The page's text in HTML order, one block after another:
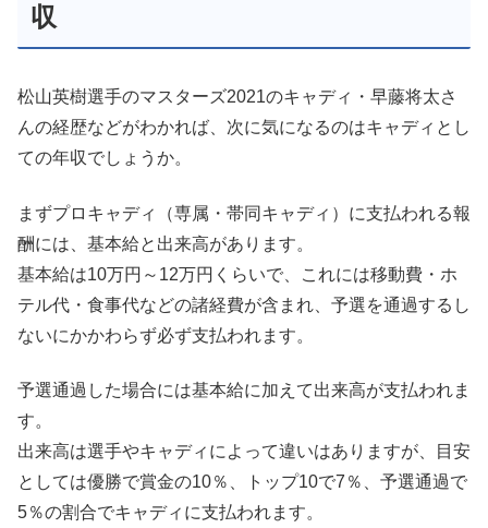
収
松山英樹選手のマスターズ2021のキャディ・早藤将太さ
んの経歴などがわかれば、次に気になるのはキャディとし
ての年収でしょうか。
まずプロキャディ（専属・帯同キャディ）に支払われる報
酬には、基本給と出来高があります。
基本給は10万円～12万円くらいで、これには移動費・ホ
テル代・食事代などの諸経費が含まれ、予選を通過するし
ないにかかわらず必ず支払われます。
予選通過した場合には基本給に加えて出来高が支払われま
す。
出来高は選手やキャディによって違いはありますが、目安
としては優勝で賞金の10％、トップ10で7％、予選通過で
5％の割合でキャディに支払われます。